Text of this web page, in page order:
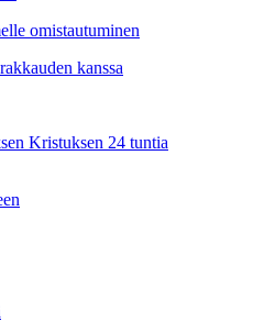
omistautuminen
kanssa
Kristuksen 24 tuntia